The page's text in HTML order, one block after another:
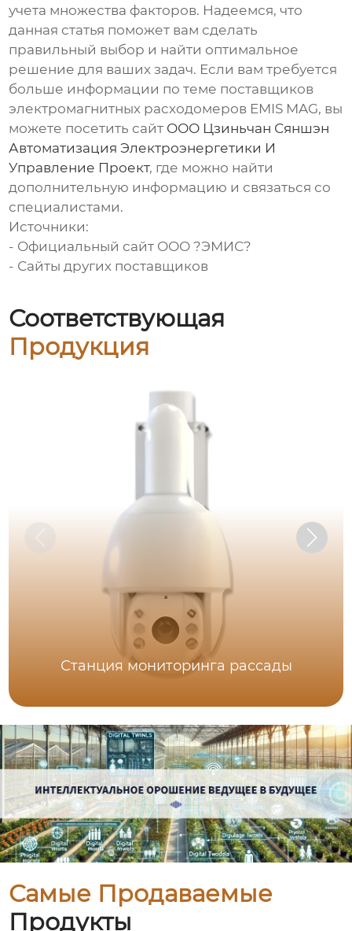
учета множества факторов. Надеемся, что
данная статья поможет вам сделать
правильный выбор и найти оптимальное
решение для ваших задач. Если вам требуется
больше информации по теме поставщиков
электромагнитных расходомеров EMIS MAG, вы
можете посетить сайт ООО Цзиньчан Сяншэн
Автоматизация Электроэнергетики И
Управление Проект, где можно найти
дополнительную информацию и связаться со
специалистами.
Источники:
- Официальный сайт ООО ?ЭМИС?
- Сайты других поставщиков
Соответствующая
Продукция
Станция мониторинга рассады
Самые Продаваемые
Продукты